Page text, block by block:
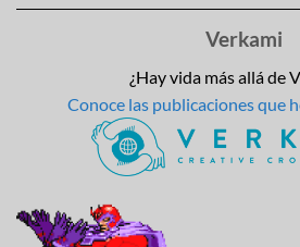
Verkami
¿Hay vida más allá de
Conoce las publicaciones que